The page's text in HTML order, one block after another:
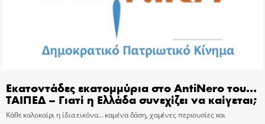
Εκατοντάδες εκατομμύρια στο AntiNero του…
ΤΑΙΠΕΔ – Γιατί η Ελλάδα συνεχίζει να καίγεται;
Κάθε καλοκαίρι η ίδια εικόνα… καμένα δάση, χαμένες περιουσίες και